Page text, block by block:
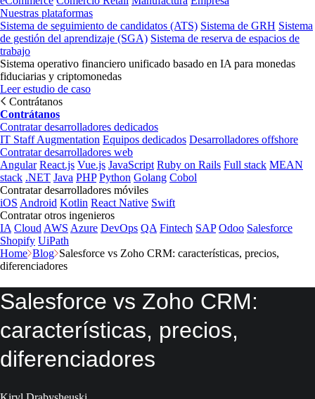
Nuestras plataformas
Sistema de seguimiento de candidatos (ATS) Sistema de GRH Sistema
de gestión del aprendizaje (SGA) Sistema de reserva de espacios de
trabajo
Sistema operativo financiero unificado basado en IA para monedas
fiduciarias y criptomonedas
Leer estudio de caso
Contrátanos
Contrátanos
Contratar desarrolladores dedicados
IT Staff Augmentation Equipos dedicados Desarrolladores offshore
Contratar desarrolladores web
Angular React.js Vue.js JavaScript Ruby on Rails Full stack MEAN
stack .NET Java PHP Python Golang Cobol
Contratar desarrolladores móviles
iOS Android Kotlin React Native Swift
Contratar otros ingenieros
IA Cloud AWS Azure DevOps QA Fintech SAP Odoo Salesforce
Shopify UiPath
Home Blog Salesforce vs Zoho CRM: características, precios,
diferenciadores
Salesforce vs Zoho CRM:
características, precios,
diferenciadores